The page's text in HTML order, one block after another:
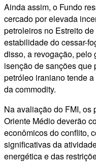
Ainda assim, o Fundo
cercado por elevada
petroleiros no Estreito
estabilidade do cessar-
disso, a revogação, pelo
isenção de sanções que
petróleo iraniano tende
da commodity.
Na avaliação do FMI, os
Oriente Médio deverão
econômicos do conflito,
significativas da
energética e das